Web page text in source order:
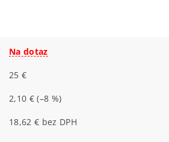
Na dotaz
25 €
2,10 €(–8 %)
18,62 € bez DPH